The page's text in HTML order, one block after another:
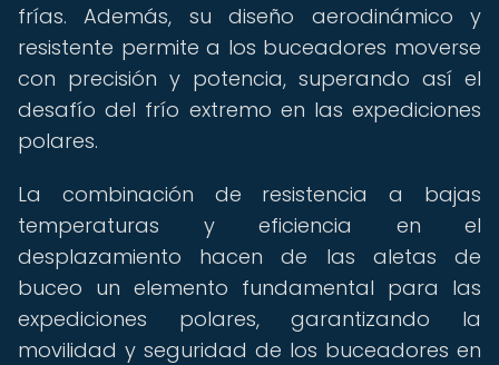
frías. Además, su diseño aerodinámico y
resistente permite a los buceadores moverse
con precisión y potencia, superando así el
desafío del frío extremo en las expediciones
polares.
La combinación de resistencia a bajas
temperaturas y eficiencia en el
desplazamiento hacen de las aletas de
buceo un elemento fundamental para las
expediciones polares, garantizando la
movilidad y seguridad de los buceadores en